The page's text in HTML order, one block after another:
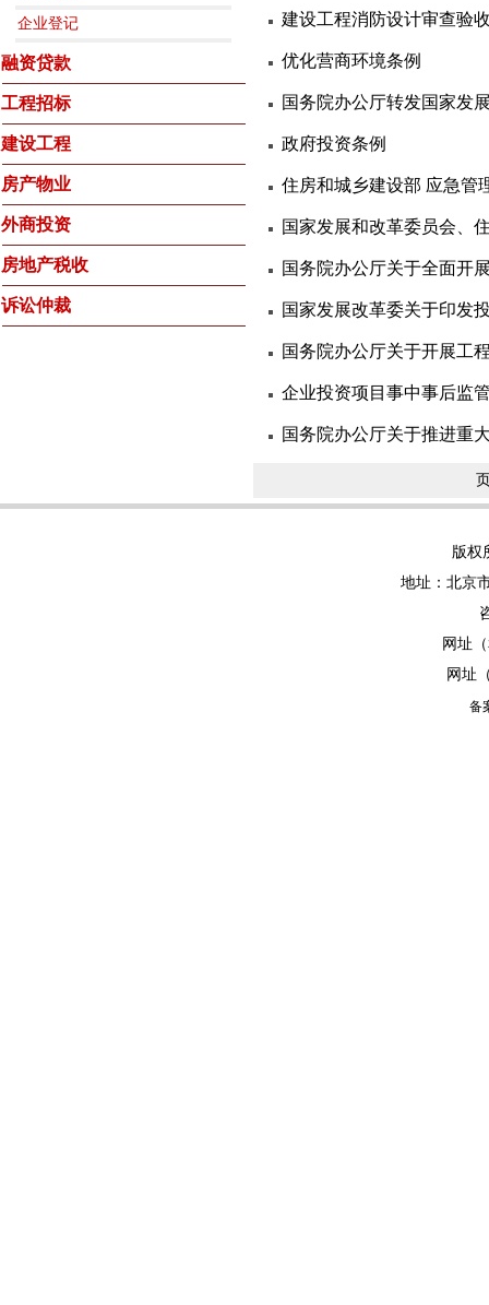
企业登记
融资贷款
工程招标
建设工程
房产物业
外商投资
房地产税收
诉讼仲裁
建设工程消防设计审查验
优化营商环境条例
国务院办公厅转发国家发
政府投资条例
住房和城乡建设部 应急管
国家发展和改革委员会、
国务院办公厅关于全面开
国家发展改革委关于印发
国务院办公厅关于开展工
企业投资项目事中事后监
国务院办公厅关于推进重
版权
地址：北京
网址
网址
备